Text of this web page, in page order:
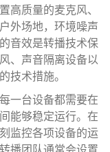
高质量的麦克风、
外场地，环境噪声
音效是转播技术保
、声音隔离设备以
技术措施。
一台设备都需要在
能够稳定运行。在
监控各项设备的运
播团队通常会设置